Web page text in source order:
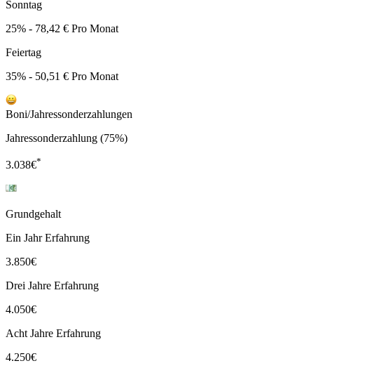
Sonntag
25% - 78,42 € Pro Monat
Feiertag
35% - 50,51 € Pro Monat
Boni/Jahressonderzahlungen
Jahressonderzahlung (75%)
3.038€*
Grundgehalt
Ein Jahr Erfahrung
3.850€
Drei Jahre Erfahrung
4.050€
Acht Jahre Erfahrung
4.250€